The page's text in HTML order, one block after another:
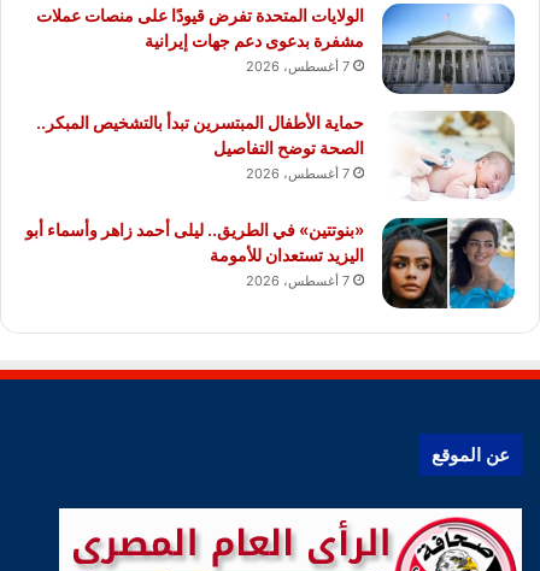
الولايات المتحدة تفرض قيودًا على منصات عملات
مشفرة بدعوى دعم جهات إيرانية
7 أغسطس، 2026
حماية الأطفال المبتسرين تبدأ بالتشخيص المبكر..
الصحة توضح التفاصيل
7 أغسطس، 2026
«بنوتتين» في الطريق.. ليلى أحمد زاهر وأسماء أبو
اليزيد تستعدان للأمومة
7 أغسطس، 2026
عن الموقع